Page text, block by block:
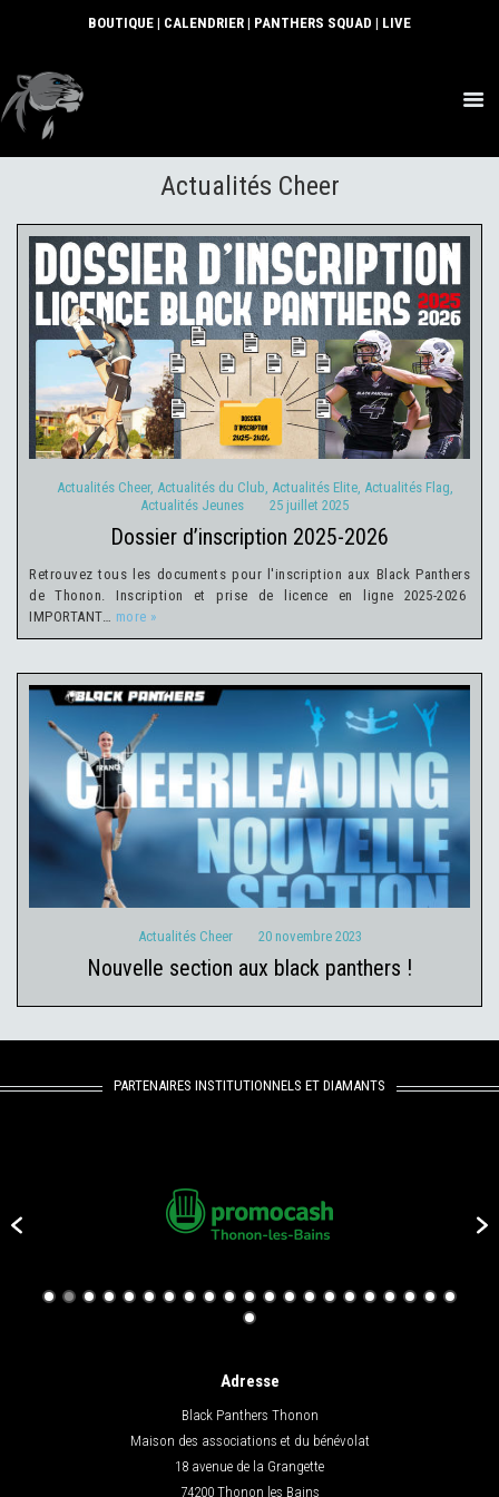
BOUTIQUE | CALENDRIER | PANTHERS SQUAD | LIVE
ACTUS
SECTIONS
COMMUNAUTÉ
PARTENAIRES
CONTACT
Actualités Cheer
Actualités Cheer Actualités du Club Actualités Elite Actualités
Flag Actualités Jeunes 25 juillet 2025
Actualités Cheer, Actualités du Club, Actualités Elite, Actualités Flag,
Actualités Jeunes
25 juillet 2025
dossier d’inscription 2025-2026
Retrouvez tous les documents pour l'inscription aux Black Panthers
de Thonon. Inscription et prise de licence en ligne 2025-2026
IMPORTANT… more »
Actualités Cheer 20 novembre 2023
Actualités Cheer 20 novembre 2023
nouvelle section aux black panthers !
PARTENAIRES INSTITUTIONNELS ET DIAMANTS
Adresse
Black Panthers Thonon
Maison des associations et du bénévolat
18 avenue de la Grangette
74200 Thonon les Bains